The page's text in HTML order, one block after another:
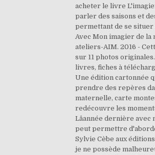
acheter le livre
parler des saisons et
permettant de se situer
Avec Mon imagier de la
ateliers-AIM. 2016 -
sur 11 photos
livres, fiches à
Une édition cartonnée
prendre des repères
maternelle, carte
redécouvre les
Lâannée dernière
peut permettre d'aborder
Sylvie Cèbe aux
je ne possède